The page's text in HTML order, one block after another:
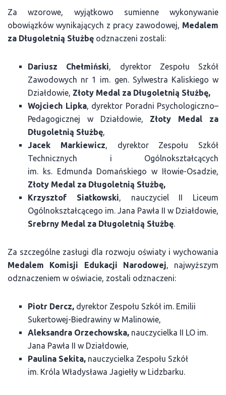
Za wzorowe, wyjątkowo sumienne wykonywanie
obowiązków wynikających z pracy zawodowej, Medalem
za Długoletnią Służbę odznaczeni zostali:
Dariusz Chełmiński, dyrektor Zespołu Szkół
Zawodowych nr 1 im. gen. Sylwestra Kaliskiego w
Działdowie, Złoty Medal za Długoletnią Służbę,
Wojciech Lipka, dyrektor Poradni Psychologiczno–
Pedagogicznej w Działdowie, Złoty Medal za
Długoletnią Służbę,
Jacek Markiewicz, dyrektor Zespołu Szkół
Technicznych i Ogólnokształcących
im. ks. Edmunda Domańskiego w Iłowie-Osadzie,
Złoty Medal za Długoletnią Służbę,
Krzysztof Siatkowski, nauczyciel II Liceum
Ogólnokształcącego im. Jana Pawła II w Działdowie,
Srebrny Medal za Długoletnią Służbę.
Za szczególne zasługi dla rozwoju oświaty i wychowania
Medalem Komisji Edukacji Narodowej, najwyższym
odznaczeniem w oświacie, zostali odznaczeni:
Piotr Dercz, dyrektor Zespołu Szkół im. Emilii
Sukertowej-Biedrawiny w Malinowie,
Aleksandra Orzechowska, nauczycielka II LO im.
Jana Pawła II w Działdowie,
Paulina Sekita, nauczycielka Zespołu Szkół
im. Króla Władysława Jagiełły w Lidzbarku.